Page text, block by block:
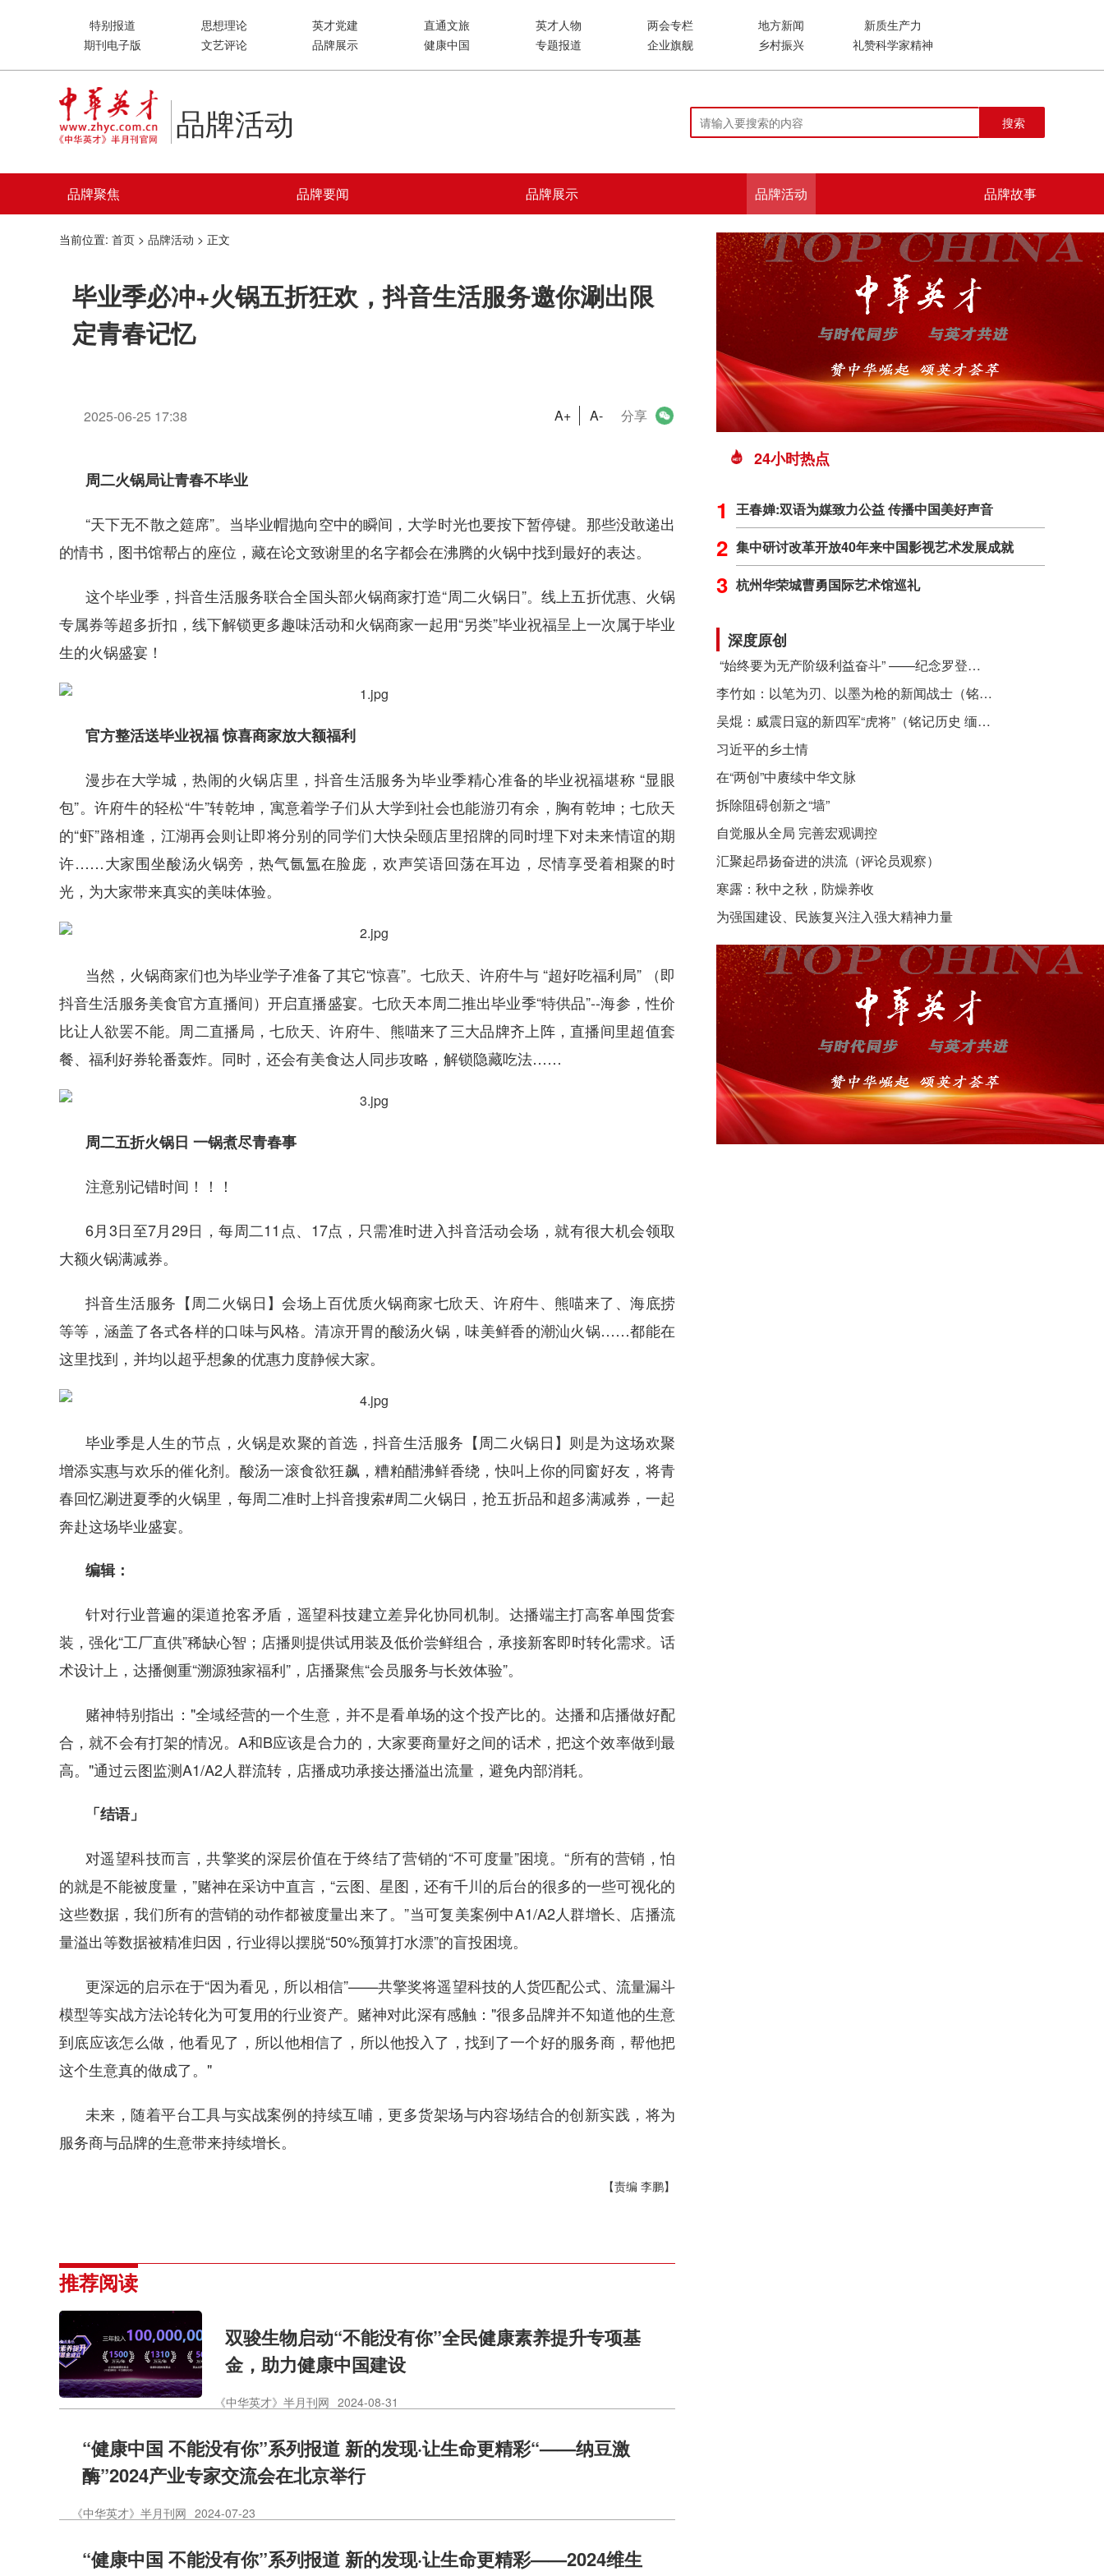
特别报道 思想理论 英才党建 直通文旅 英才人物 两会专栏 地方新闻
新质生产力
期刊电子版
文艺评论 品牌展示 健康中国 专题报道 企业旗舰 乡村振兴 礼赞科学家精神
品牌活动 搜索
品牌聚焦 品牌要闻 品牌展示 品牌活动 品牌故事
当前位置: 首页 > 品牌活动 > 正文
毕业季必冲+火锅五折狂欢，抖音生活服务邀你涮出限
定青春记忆
2025-06-25 17:38 A+ A- 分享
周二火锅局让青春不毕业
“天下无不散之筵席”。当毕业帽抛向空中的瞬间，大学时光也要按下暂停键。那些没敢递出
的情书，图书馆帮占的座位，藏在论文致谢里的名字都会在沸腾的火锅中找到最好的表达。
这个毕业季，抖音生活服务联合全国头部火锅商家打造“周二火锅日”。线上五折优惠、火锅
专属券等超多折扣，线下解锁更多趣味活动和火锅商家一起用“另类”毕业祝福呈上一次属于毕业
生的火锅盛宴！
官方整活送毕业祝福 惊喜商家放大额福利
漫步在大学城，热闹的火锅店里，抖音生活服务为毕业季精心准备的毕业祝福堪称 “显眼
包”。许府牛的轻松“牛”转乾坤，寓意着学子们从大学到社会也能游刃有余，胸有乾坤；七欣天
的“虾”路相逢，江湖再会则让即将分别的同学们大快朵颐店里招牌的同时埋下对未来情谊的期
许……大家围坐酸汤火锅旁，热气氤氲在脸庞，欢声笑语回荡在耳边，尽情享受着相聚的时
光，为大家带来真实的美味体验。
当然，火锅商家们也为毕业学子准备了其它“惊喜”。七欣天、许府牛与 “超好吃福利局” （即
抖音生活服务美食官方直播间）开启直播盛宴。七欣天本周二推出毕业季“特供品”--海参，性价
比让人欲罢不能。周二直播局，七欣天、许府牛、熊喵来了三大品牌齐上阵，直播间里超值套
餐、福利好券轮番轰炸。同时，还会有美食达人同步攻略，解锁隐藏吃法……
周二五折火锅日 一锅煮尽青春事
注意别记错时间！！！
6月3日至7月29日，每周二11点、17点，只需准时进入抖音活动会场，就有很大机会领取
大额火锅满减券。
抖音生活服务【周二火锅日】会场上百优质火锅商家七欣天、许府牛、熊喵来了、海底捞
等等，涵盖了各式各样的口味与风格。清凉开胃的酸汤火锅，味美鲜香的潮汕火锅……都能在
这里找到，并均以超乎想象的优惠力度静候大家。
毕业季是人生的节点，火锅是欢聚的首选，抖音生活服务【周二火锅日】则是为这场欢聚
增添实惠与欢乐的催化剂。酸汤一滚食欲狂飙，糟粕醋沸鲜香绕，快叫上你的同窗好友，将青
春回忆涮进夏季的火锅里，每周二准时上抖音搜索#周二火锅日，抢五折品和超多满减券，一起
奔赴这场毕业盛宴。
编辑：
针对行业普遍的渠道抢客矛盾，遥望科技建立差异化协同机制。达播端主打高客单囤货套
装，强化“工厂直供”稀缺心智；店播则提供试用装及低价尝鲜组合，承接新客即时转化需求。话
术设计上，达播侧重“溯源独家福利”，店播聚焦“会员服务与长效体验”。
赌神特别指出："全域经营的一个生意，并不是看单场的这个投产比的。达播和店播做好配
合，就不会有打架的情况。A和B应该是合力的，大家要商量好之间的话术，把这个效率做到最
高。"通过云图监测A1/A2人群流转，店播成功承接达播溢出流量，避免内部消耗。
「结语」
对遥望科技而言，共擎奖的深层价值在于终结了营销的“不可度量”困境。“所有的营销，怕
的就是不能被度量，”赌神在采访中直言，“云图、星图，还有千川的后台的很多的一些可视化的
这些数据，我们所有的营销的动作都被度量出来了。”当可复美案例中A1/A2人群增长、店播流
量溢出等数据被精准归因，行业得以摆脱“50%预算打水漂”的盲投困境。
更深远的启示在于“因为看见，所以相信”——共擎奖将遥望科技的人货匹配公式、流量漏斗
模型等实战方法论转化为可复用的行业资产。赌神对此深有感触："很多品牌并不知道他的生意
到底应该怎么做，他看见了，所以他相信了，所以他投入了，找到了一个好的服务商，帮他把
这个生意真的做成了。"
未来，随着平台工具与实战案例的持续互哺，更多货架场与内容场结合的创新实践，将为
服务商与品牌的生意带来持续增长。
【责编 李鹏】
推荐阅读
双骏生物启动“不能没有你”全民健康素养提升专项基
金，助力健康中国建设
《中华英才》半月刊网 2024-08-31
“健康中国 不能没有你”系列报道 新的发现·让生命更精彩“——纳豆激
酶”2024产业专家交流会在北京举行
《中华英才》半月刊网 2024-07-23
“健康中国 不能没有你”系列报道 新的发现·让生命更精彩——2024维生
24小时热点
1 王春婵:双语为媒致力公益 传播中国美好声音
2 集中研讨改革开放40年来中国影视艺术发展成就
3 杭州华荣城曹勇国际艺术馆巡礼
深度原创
​ “始终要为无产阶级利益奋斗” ——纪念罗登贤同志诞辰120周年
李竹如：以笔为刃、以墨为枪的新闻战士（铭记历史 缅怀先烈·抗日英雄）
吴焜：威震日寇的新四军“虎将”（铭记历史 缅怀先烈·抗日英雄）
习近平的乡土情
在“两创”中赓续中华文脉
拆除阻碍创新之“墙”
自觉服从全局 完善宏观调控
汇聚起昂扬奋进的洪流（评论员观察）
寒露：秋中之秋，防燥养收
为强国建设、民族复兴注入强大精神力量